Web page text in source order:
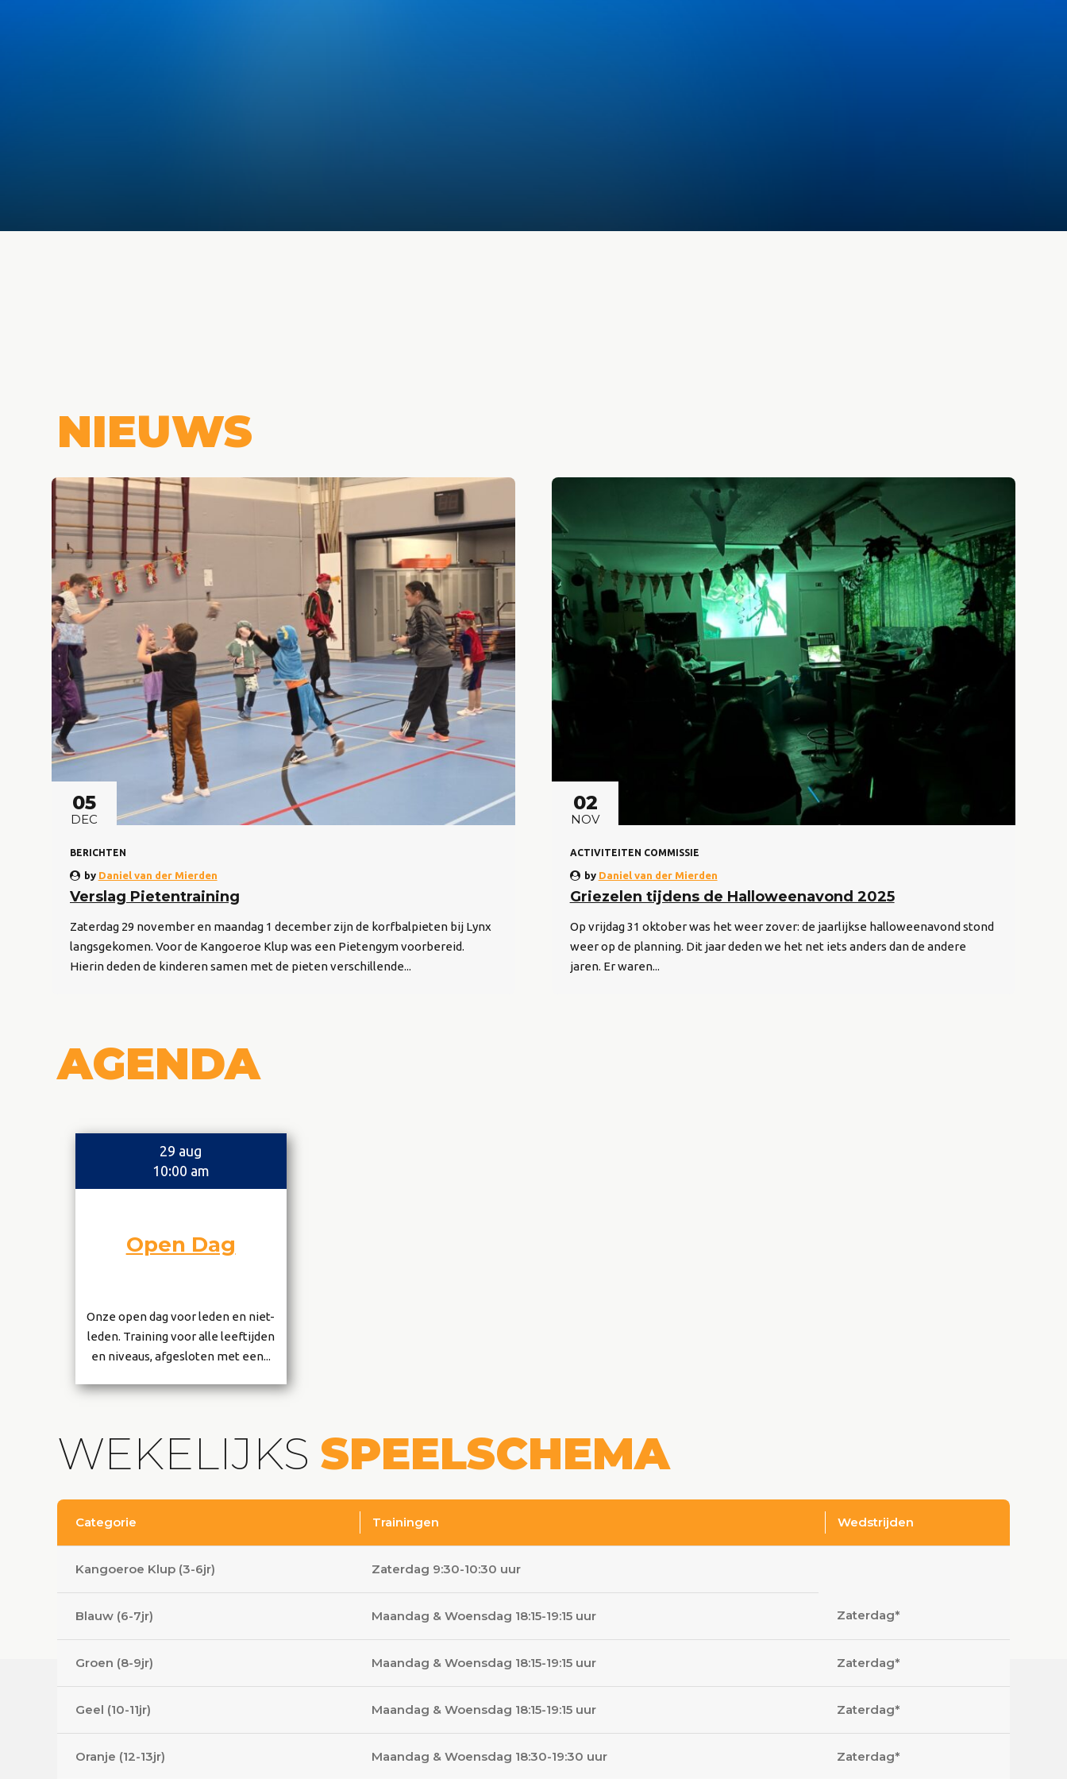
NIEUWS
05
DEC
BERICHTEN
by Daniel van der Mierden
Verslag Pietentraining
Zaterdag 29 november en maandag 1 december zijn de korfbalpieten bij Lynx
langsgekomen. Voor de Kangoeroe Klup was een Pietengym voorbereid.
Hierin deden de kinderen samen met de pieten verschillende...
02
NOV
ACTIVITEITEN COMMISSIE
by Daniel van der Mierden
Griezelen tijdens de Halloweenavond 2025
Op vrijdag 31 oktober was het weer zover: de jaarlijkse halloweenavond stond
weer op de planning. Dit jaar deden we het net iets anders dan de andere
jaren. Er waren...
AGENDA
Open Dag
Onze open dag voor leden en niet-
leden. Training voor alle leeftijden
en niveaus, afgesloten met een...
29 aug
10:00 am
WEKELIJKS SPEELSCHEMA
Categorie Trainingen Wedstrijden
Kangoeroe Klup (3-6jr) Zaterdag 9:30-10:30 uur
Blauw (6-7jr) Maandag & Woensdag 18:15-19:15 uur Zaterdag*
Groen (8-9jr) Maandag & Woensdag 18:15-19:15 uur Zaterdag*
Geel (10-11jr) Maandag & Woensdag 18:15-19:15 uur Zaterdag*
Oranje (12-13jr) Maandag & Woensdag 18:30-19:30 uur Zaterdag*